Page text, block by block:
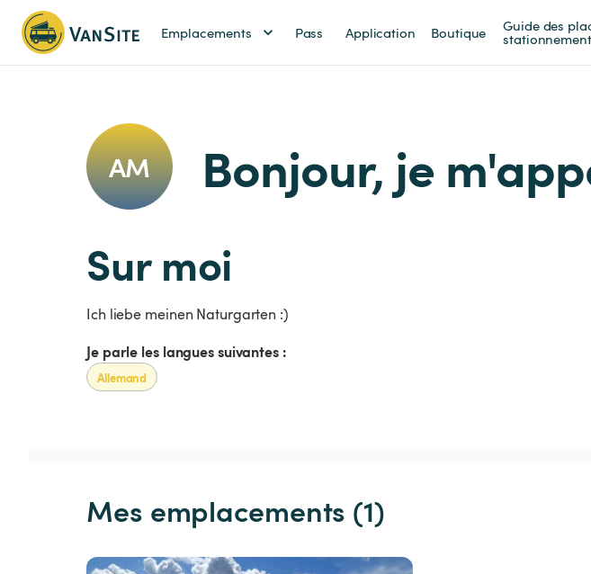
Emplacements Pass Application Boutique Guide des
stationnement
AM Bonjour, je
Sur moi
Ich liebe meinen Naturgarten :)
Je parle les langues suivantes :
Allemand
Mes emplacements (1)